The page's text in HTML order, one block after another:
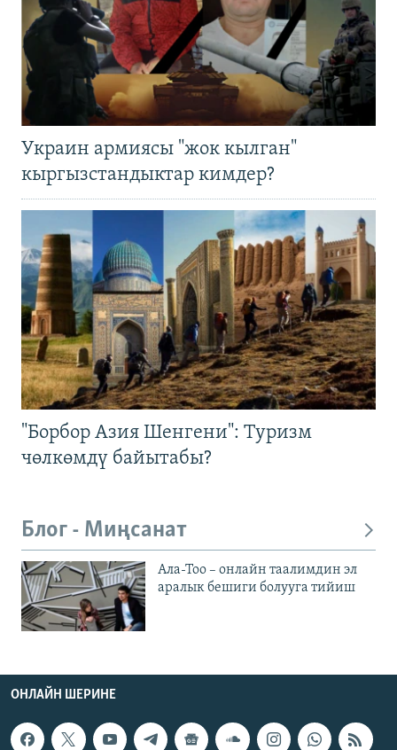
Украин армиясы "жок кылган"
кыргызстандыктар кимдер?
"Борбор Азия Шенгени": Туризм
чөлкөмдү байытабы?
Блог - Миңсанат
Ала-Тоо – онлайн таалимдин эл
аралык бешиги болууга тийиш
ОНЛАЙН ШЕРИНЕ